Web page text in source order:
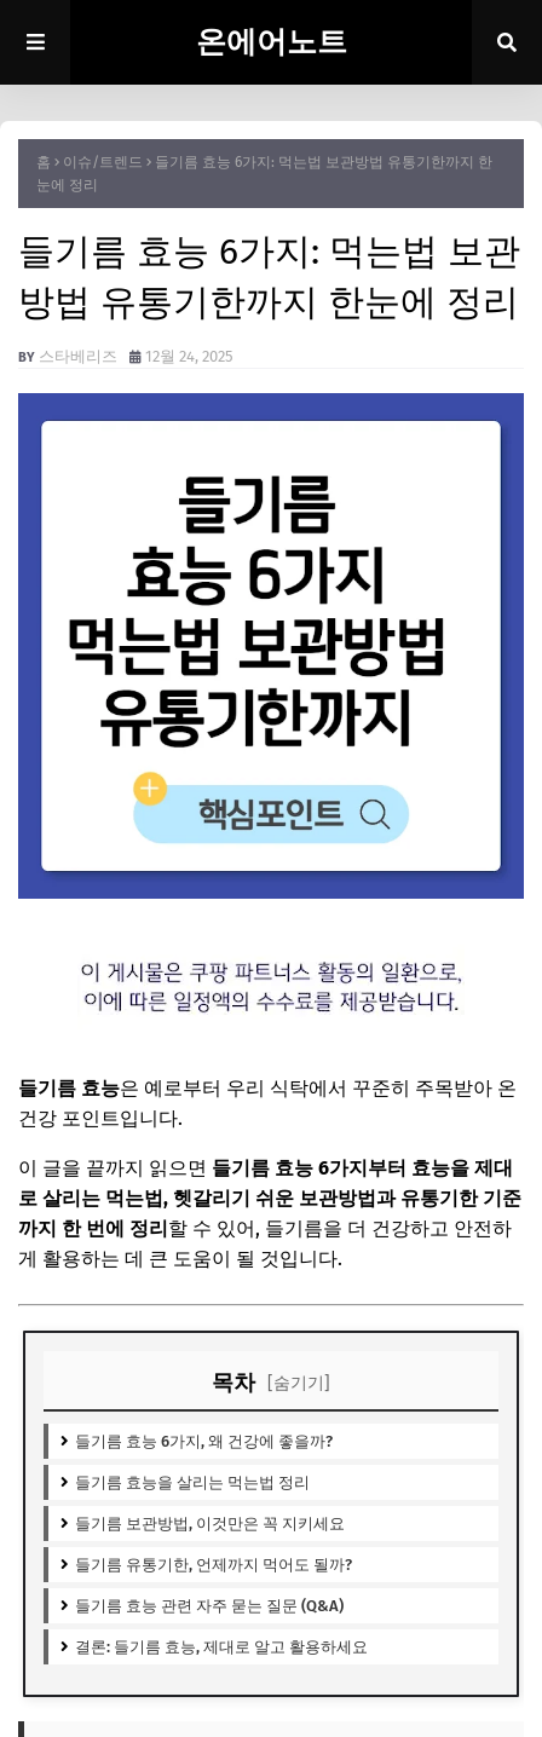
온에어노트
홈 이슈/트렌드
들기름 효능 6가지: 먹는법 보관방법 유통기한까지 한
눈에 정리
들기름 효능 6가지: 먹는법 보관
방법 유통기한까지 한눈에 정리
스타베리즈 12월 24, 2025
들기름 효능은 예로부터 우리 식탁에서 꾸준히 주목받아 온
건강 포인트입니다.
이 글을 끝까지 읽으면 들기름 효능 6가지부터 효능을 제대
로 살리는 먹는법, 헷갈리기 쉬운 보관방법과 유통기한 기준
까지 한 번에 정리할 수 있어, 들기름을 더 건강하고 안전하
게 활용하는 데 큰 도움이 될 것입니다.
목차 [숨기기]
들기름 효능 6가지, 왜 건강에 좋을까?
들기름 효능을 살리는 먹는법 정리
들기름 보관방법, 이것만은 꼭 지키세요
들기름 유통기한, 언제까지 먹어도 될까?
들기름 효능 관련 자주 묻는 질문 (Q&A)
결론: 들기름 효능, 제대로 알고 활용하세요